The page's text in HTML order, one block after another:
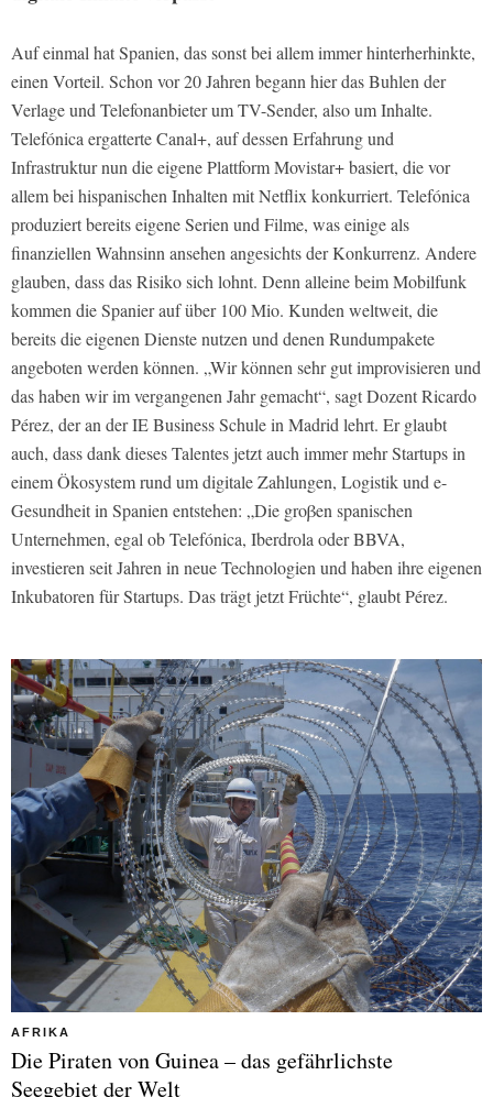
Auf einmal hat Spanien, das sonst bei allem immer hinterherhinkte,
einen Vorteil. Schon vor 20 Jahren begann hier das Buhlen der
Verlage und Telefonanbieter um TV-Sender, also um Inhalte.
Telefónica ergatterte Canal+, auf dessen Erfahrung und
Infrastruktur nun die eigene Plattform Movistar+ basiert, die vor
allem bei hispanischen Inhalten mit Netflix konkurriert. Telefónica
produziert bereits eigene Serien und Filme, was einige als
finanziellen Wahnsinn ansehen angesichts der Konkurrenz. Andere
glauben, dass das Risiko sich lohnt. Denn alleine beim Mobilfunk
kommen die Spanier auf über 100 Mio. Kunden weltweit, die
bereits die eigenen Dienste nutzen und denen Rundumpakete
angeboten werden können. „Wir können sehr gut improvisieren und
das haben wir im vergangenen Jahr gemacht“, sagt Dozent Ricardo
Pérez, der an der IE Business Schule in Madrid lehrt. Er glaubt
auch, dass dank dieses Talentes jetzt auch immer mehr Startups in
einem Ökosystem rund um digitale Zahlungen, Logistik und e-
Gesundheit in Spanien entstehen: „Die groβen spanischen
Unternehmen, egal ob Telefónica, Iberdrola oder BBVA,
investieren seit Jahren in neue Technologien und haben ihre eigenen
Inkubatoren für Startups. Das trägt jetzt Früchte“, glaubt Pérez.
AFRIKA
Die Piraten von Guinea – das gefährlichste
Seegebiet der Welt